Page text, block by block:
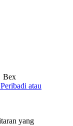
Bex
atau
yang